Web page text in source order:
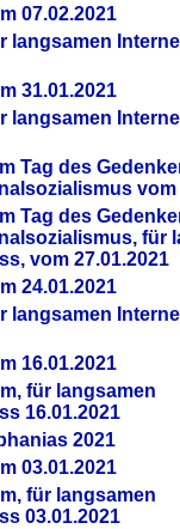
07.02.2021
langsamen
31.01.2021
langsamen
Tag des
vom
Tag des
für
vom 27.01.2021
24.01.2021
langsamen
16.01.2021
für langsamen
16.01.2021
2021
03.01.2021
für langsamen
03.01.2021